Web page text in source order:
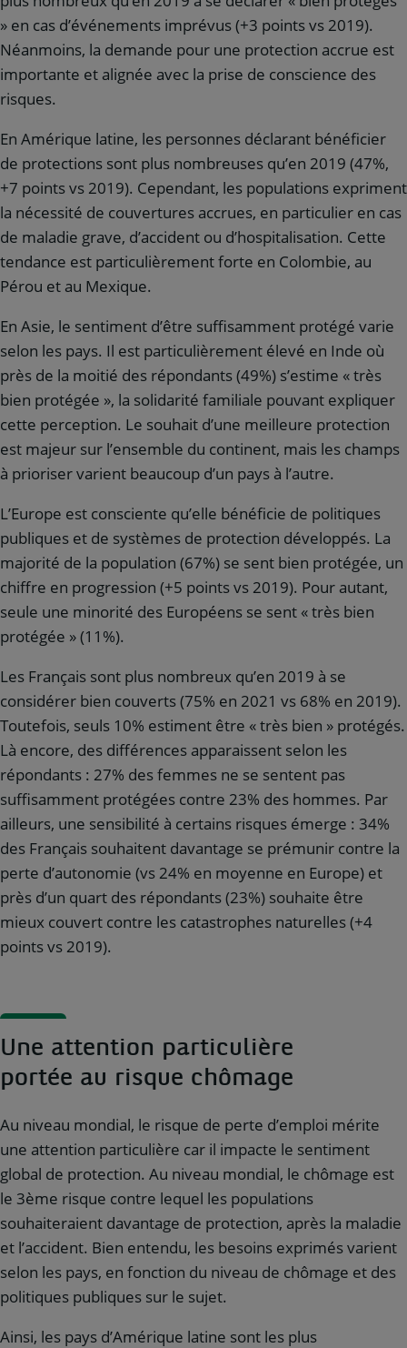
» en cas d’événements imprévus (+3 points vs 2019).
Néanmoins, la demande pour une protection accrue est
importante et alignée avec la prise de conscience des
risques.
En Amérique latine, les personnes déclarant bénéficier
de protections sont plus nombreuses qu’en 2019 (47%,
+7 points vs 2019). Cependant, les populations expriment
la nécessité de couvertures accrues, en particulier en cas
de maladie grave, d’accident ou d’hospitalisation. Cette
tendance est particulièrement forte en Colombie, au
Pérou et au Mexique.
En Asie, le sentiment d’être suffisamment protégé varie
selon les pays. Il est particulièrement élevé en Inde où
près de la moitié des répondants (49%) s’estime « très
bien protégée », la solidarité familiale pouvant expliquer
cette perception. Le souhait d’une meilleure protection
est majeur sur l’ensemble du continent, mais les champs
à prioriser varient beaucoup d’un pays à l’autre.
L’Europe est consciente qu’elle bénéficie de politiques
publiques et de systèmes de protection développés. La
majorité de la population (67%) se sent bien protégée, un
chiffre en progression (+5 points vs 2019). Pour autant,
seule une minorité des Européens se sent « très bien
protégée » (11%).
Les Français sont plus nombreux qu’en 2019 à se
considérer bien couverts (75% en 2021 vs 68% en 2019).
Toutefois, seuls 10% estiment être « très bien » protégés.
Là encore, des différences apparaissent selon les
répondants : 27% des femmes ne se sentent pas
suffisamment protégées contre 23% des hommes. Par
ailleurs, une sensibilité à certains risques émerge : 34%
des Français souhaitent davantage se prémunir contre la
perte d’autonomie (vs 24% en moyenne en Europe) et
près d’un quart des répondants (23%) souhaite être
mieux couvert contre les catastrophes naturelles (+4
points vs 2019).
Une attention particulière
portée au risque chômage
Au niveau mondial, le risque de perte d’emploi mérite
une attention particulière car il impacte le sentiment
global de protection. Au niveau mondial, le chômage est
le 3ème risque contre lequel les populations
souhaiteraient davantage de protection, après la maladie
et l’accident. Bien entendu, les besoins exprimés varient
selon les pays, en fonction du niveau de chômage et des
politiques publiques sur le sujet.
Ainsi, les pays d’Amérique latine sont les plus